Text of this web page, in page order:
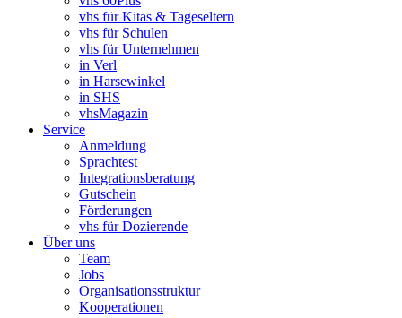
vhs für Kitas & Tageseltern
vhs für Schulen
vhs für Unternehmen
in Verl
in Harsewinkel
in SHS
vhsMagazin
Service
Anmeldung
Sprachtest
Integrationsberatung
Gutschein
Förderungen
vhs für Dozierende
Über uns
Team
Jobs
Organisationsstruktur
Kooperationen